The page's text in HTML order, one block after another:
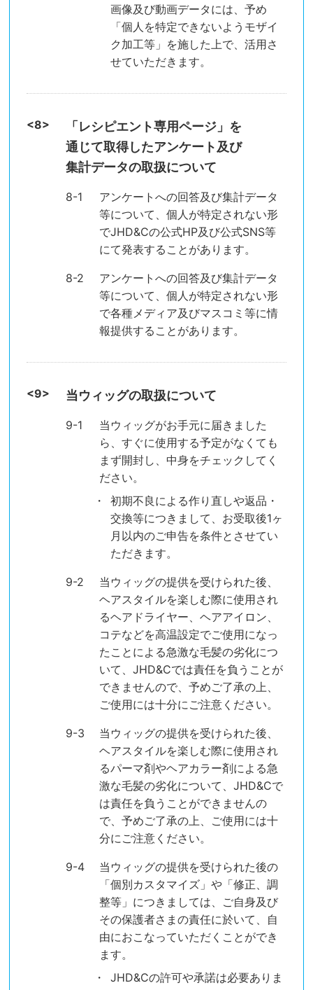
画像及び動画データには、予め
「個人を特定できないようモザイ
ク加工等」を施した上で、活用さ
せていただきます。
「レシピエント専用ページ」を
通じて取得したアンケート及び
集計データの取扱について
アンケートへの回答及び集計データ
等について、個人が特定されない形
でJHD&Cの公式HP及び公式SNS等
にて発表することがあります。
アンケートへの回答及び集計データ
等について、個人が特定されない形
で各種メディア及びマスコミ等に情
報提供することがあります。
当ウィッグの取扱について
当ウィッグがお手元に届きました
ら、すぐに使用する予定がなくても
まず開封し、中身をチェックしてく
ださい。
初期不良による作り直しや返品・
交換等につきまして、お受取後1ヶ
月以内のご申告を条件とさせてい
ただきます。
当ウィッグの提供を受けられた後、
ヘアスタイルを楽しむ際に使用され
るヘアドライヤー、ヘアアイロン、
コテなどを高温設定でご使用になっ
たことによる急激な毛髪の劣化につ
いて、JHD&Cでは責任を負うことが
できませんので、予めご了承の上、
ご使用には十分にご注意ください。
当ウィッグの提供を受けられた後、
ヘアスタイルを楽しむ際に使用され
るパーマ剤やヘアカラー剤による急
激な毛髪の劣化について、JHD&Cで
は責任を負うことができませんの
で、予めご了承の上、ご使用には十
分にご注意ください。
当ウィッグの提供を受けられた後の
「個別カスタマイズ」や「修正、調
整等」につきましては、ご自身及び
その保護者さまの責任に於いて、自
由におこなっていただくことができ
ます。
JHD&Cの許可や承諾は必要ありま